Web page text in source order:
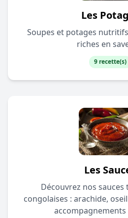
Les
Soupes et potages
riches en
9 recette(s)
Les
Découvrez nos
congolaises : arachide,